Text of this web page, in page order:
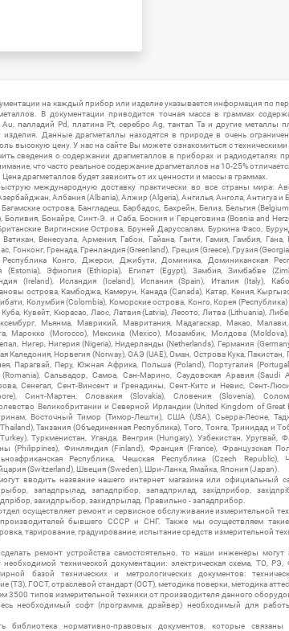
на каждый прибор или изделие указывается информация по
В документации приводится точная масса в граммах
палладий Pd, платина Pt, серебро Ag, тантал Ta и другие металлы
Данные драгметаллы находятся в природе в очень
высокую цену. У нас на сайте Вы можете ознакомиться с техническими
сведения о содержании драгметаллов в приборах и радиодеталях
что часто реальное содержание драгметаллов на 10-25%
драгметаллов будет зависить от их ценности и массы в граммах.
международную доставку практически во все страны мира:
Албания (Albania), Алжир (Algeria), Ангилья, Ангола, Антигуа и
острова, Бангладеш, Барбадос, Бахрейн, Белиз, Бельгия
Боливия, Бонайре, Синт-Э. и Саба, Босния и Герцеговина (Bosnia and
Виргинские Острова, Бруней Даруссалам, Буркина Фасо,
Ватикан, Венесуэла, Армения, Габон, Гайана, Гаити, Гамия, Гамбия, Гана,
Гонконг, Гренада, Гренландия (Greenland), Греция (Greece), Грузия
Республика Конго, Джерси, Джибути, Доминика, Доминиканская
(Estonia), Эфиопия (Ethiopia), Египет (Egypt), Замбия, Зимбабве
(Ireland), Исландия (Iceland), Испания (Spain), Италия (Italy),
острова, Камбоджа, Камерун, Канада (Canada), Катар, Кения,
Колумбия (Colombia), Коморские острова, Конго, Корея (Республика)
Кувейт, Кюрасао, Лаос, Латвия (Latvia), Лесото, Литва (Lithuania),
Мьянма, Маврикий, Мавритания, Мадагаскар, Макао,
Марокко (Morocco), Мексика (Mexico), Мозамбик, Молдова
Нигер, Нигерия (Nigeria), Нидерланды (Netherlands), Германия
Каледония, Норвегия (Norway), ОАЭ (UAE), Оман, Острова Кука, Пакистан,
Парагвай, Перу, Южная Африка, Польша (Poland), Португалия
Сальвадор, Самоа, Сан-Марино, Саудовская Аравия (Saudi
Сенегал, Сент-Винсент и Гренадины, Сент-Китс и Невис, Сент-
Синт-Мартен, Словакия (Slovakia), Словения (Slovenia),
Великобритании и Северной Ирландии (United Kingdom of Great
Восточный Тимор (Тимор-Лешти), США (USA), Сьерра-Леоне,
Танзания (Объединенная Республика), Того, Тонга, Тринидад и
Туркменистан, Уганда, Венгрия (Hungary), Узбекистан, Уругвай,
(Philippines), Финляндия (Finland), Франция (France), Французская
Республика, Чешская Республика (Czech Republic),
(Switzerland), Швеция (Sweden), Шри-Ланка, Ямайка, Япония (Japan).
вводить название нашего интернет магазина или официальный
западпрылад, западпрібор, западприлад, західприбор,
захидпрыбор, захидпрылад. Правильно - западприбор.
осуществляет ремонт и сервисное обслуживание измерительной
бывшего СССР и СНГ. Также мы осуществляем такие
тарирование, градуирование, испытание средств измерительной
ремонт устройства самостоятельно, то наши инженеры могут
технической документации: электрическая схема, ТО,
базой технических и метрологических документов:
(ТЗ), ГОСТ, отраслевой стандарт (ОСТ), методика поверки, методика
3500 типов измерительной техники от производителя данного
необходимый софт (программа, драйвер) необходимый для
библиотека нормативно-правовых документов, которые